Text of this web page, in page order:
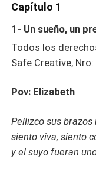
Capítulo 1
1- Un sueño, un
Todos los
Safe Creative, Nro:
Pov: Elizabeth
Pellizco sus
siento viva, siento
y el suyo fueran